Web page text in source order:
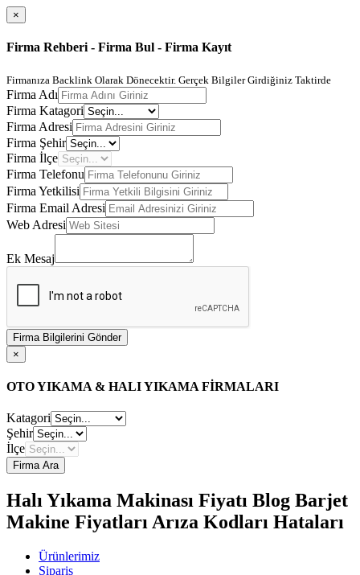
×
Firma Rehberi - Firma Bul - Firma Kayıt
Firmanıza Backlink Olarak Dönecektir. Gerçek Bilgiler Girdiğiniz Taktirde
Firma Adı
Firma Katagori
Firma Adresi
Firma Şehir
Firma İlçe
Firma Telefonu
Firma Yetkilisi
Firma Email Adresi
Web Adresi
Ek Mesaj
Firma Bilgilerini Gönder
×
OTO YIKAMA & HALI YIKAMA FİRMALARI
Katagori
Şehir
İlçe
Firma Ara
Halı Yıkama Makinası Fiyatı Blog Barjet
Makine Fiyatları Arıza Kodları Hataları
Ürünlerimiz
Siparis